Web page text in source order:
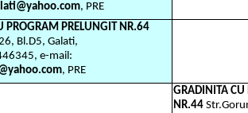
, PRE
PROGRAM PRELUNGIT NR.64
Bl.D5, Galati,
e-mail:
, PRE
GRADINITA
NR.44